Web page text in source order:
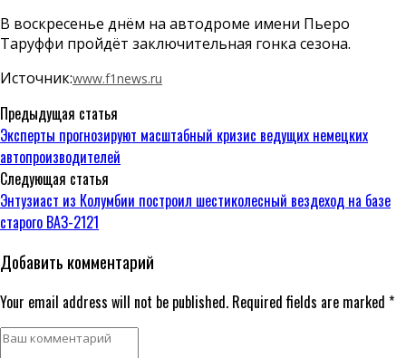
В воскресенье днём на автодроме имени Пьеро
Таруффи пройдёт заключительная гонка сезона.
Источник:www.f1news.ru
Предыдущая статья
Эксперты прогнозируют масштабный кризис ведущих немецких
автопроизводителей
Следующая статья
Энтузиаст из Колумбии построил шестиколесный вездеход на базе
старого ВАЗ-2121
Добавить комментарий
Your email address will not be published. Required fields are marked *